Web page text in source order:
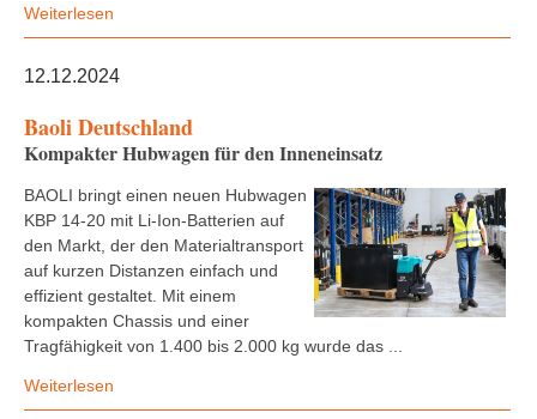
Weiterlesen
12.12.2024
Baoli Deutschland
Kompakter Hubwagen für den Inneneinsatz
BAOLI bringt einen neuen Hubwagen
KBP 14-20 mit Li-Ion-Batterien auf
den Markt, der den Materialtransport
auf kurzen Distanzen einfach und
effizient gestaltet. Mit einem
kompakten Chassis und einer
Tragfähigkeit von 1.400 bis 2.000 kg wurde das ...
Weiterlesen